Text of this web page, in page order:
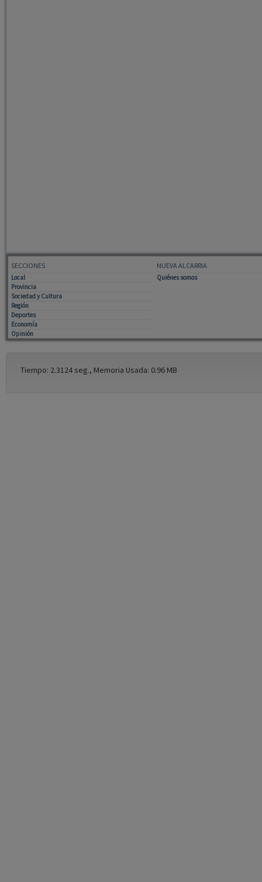
SECCIONES
Local
Provincia
Sociedad y Cultura
Región
Deportes
Economía
Opinión
NUEVA ALCARRIA
Quiénes somos
Tiempo: 2.3124 seg., Memoria Usada: 0.96 MB